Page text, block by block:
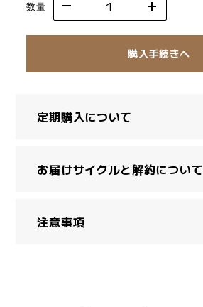
数量
購入手続きへ
定期購入について
お届けサイクルと解約について
注意事項